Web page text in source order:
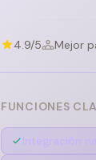
4.9/5 Mejor
FUNCIONES
Integración